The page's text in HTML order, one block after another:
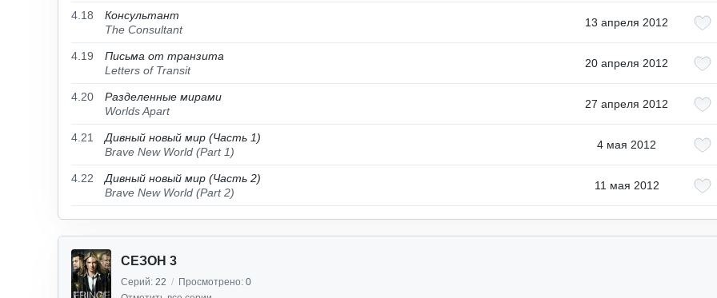
4.18
Консультант
The Consultant
13 апреля 2012
4.19
Письма от транзита
Letters of Transit
20 апреля 2012
4.20
Разделенные мирами
Worlds Apart
27 апреля 2012
4.21
Дивный новый мир (Часть 1)
Brave New World (Part 1)
4 мая 2012
4.22
Дивный новый мир (Часть 2)
Brave New World (Part 2)
11 мая 2012
СЕЗОН 3
Серий: 22 / Просмотрено: 0